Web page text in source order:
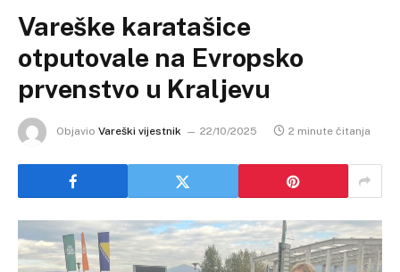
Vareške karatašice
otputovale na Evropsko
prvenstvo u Kraljevu
Objavio Vareški vijestnik 22/10/2025 2 minute čitanja